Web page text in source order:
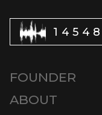
FOUNDER
ABOUT